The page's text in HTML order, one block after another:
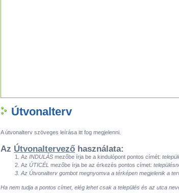
Útvonalterv
A útvonalterv szöveges leírása itt fog megjelenni.
Az Útvonaltervező használata:
Az INDULÁS mezőbe írja be a kindulópont pontos címét:
Az ÚTICÉL mezőbe írja be az érkezés pontos címet:
Az Útvonalterv gombot megnyomva a térképen megjelenik a
Ha nem tudja a pontos címet, elég lehet csak a település és az utca